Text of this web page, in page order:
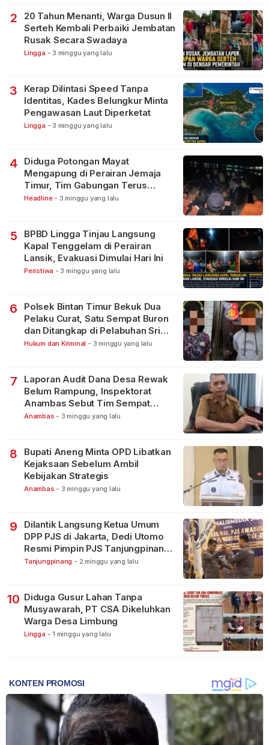
2
20 Tahun Menanti, Warga Dusun II
Serteh Kembali Perbaiki Jembatan
Rusak Secara Swadaya
Lingga - 3 minggu yang lalu
3
Kerap Dilintasi Speed Tanpa
Identitas, Kades Belungkur Minta
Pengawasan Laut Diperketat
Lingga - 3 minggu yang lalu
4
Diduga Potongan Mayat
Mengapung di Perairan Jemaja
Timur, Tim Gabungan Terus
Lakukan Pencarian
Headline - 3 minggu yang lalu
5
BPBD Lingga Tinjau Langsung
Kapal Tenggelam di Perairan
Lansik, Evakuasi Dimulai Hari Ini
Peristiwa - 3 minggu yang lalu
6
Polsek Bintan Timur Bekuk Dua
Pelaku Curat, Satu Sempat Buron
dan Ditangkap di Pelabuhan Sri
Bintan Pura
Hukum dan Kriminal - 3 minggu yang lalu
7
Laporan Audit Dana Desa Rewak
Belum Rampung, Inspektorat
Anambas Sebut Tim Sempat
Terbagi Tangani Kasus Lain
Anambas - 3 minggu yang lalu
8
Bupati Aneng Minta OPD Libatkan
Kejaksaan Sebelum Ambil
Kebijakan Strategis
Anambas - 3 minggu yang lalu
9
Dilantik Langsung Ketua Umum
DPP PJS di Jakarta, Dedi Utomo
Resmi Pimpin PJS Tanjungpinang-
Bintan
Tanjungpinang - 2 minggu yang lalu
10 Diduga Gusur Lahan Tanpa
Musyawarah, PT CSA Dikeluhkan
Warga Desa Limbung
Lingga - 1 minggu yang lalu